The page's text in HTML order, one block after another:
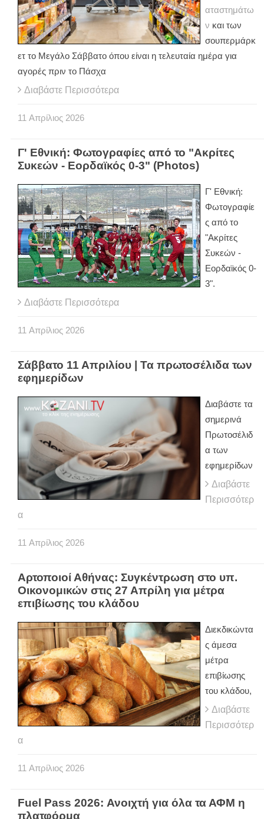
αταστημάτω
ν και των
σουπερμάρκ
ετ το Μεγάλο Σάββατο όπου είναι η τελευταία ημέρα για
αγορές πριν το Πάσχα
Διαβάστε Περισσότερα
11 Απρίλιος 2026
Γ' Εθνική: Φωτογραφίες από το "Ακρίτες
Συκεών - Εορδαϊκός 0-3" (Photos)
Γ' Εθνική:
Φωτογραφίε
ς από το
"Ακρίτες
Συκεών -
Εορδαϊκός 0-
3".
Διαβάστε Περισσότερα
11 Απρίλιος 2026
Σάββατο 11 Απριλίου | Τα πρωτοσέλιδα των
εφημερίδων
Διαβάστε τα
σημερινά
Πρωτοσέλιδ
α των
εφημερίδων
Διαβάστε
Περισσότερ
α
11 Απρίλιος 2026
Αρτοποιοί Αθήνας: Συγκέντρωση στο υπ.
Οικονομικών στις 27 Απρίλη για μέτρα
επιβίωσης του κλάδου
Διεκδικώντα
ς άμεσα
μέτρα
επιβίωσης
του κλάδου,
Διαβάστε
Περισσότερ
α
11 Απρίλιος 2026
Fuel Pass 2026: Ανοιχτή για όλα τα ΑΦΜ η
πλατφόρμα